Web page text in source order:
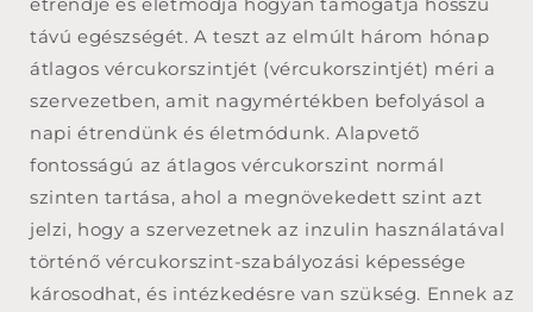
távú egészségét. A teszt az elmúlt három hónap
átlagos vércukorszintjét (vércukorszintjét) méri a
szervezetben, amit nagymértékben befolyásol a
napi étrendünk és életmódunk. Alapvető
fontosságú az átlagos vércukorszint normál
szinten tartása, ahol a megnövekedett szint azt
jelzi, hogy a szervezetnek az inzulin használatával
történő vércukorszint-szabályozási képessége
károsodhat, és intézkedésre van szükség. Ennek az